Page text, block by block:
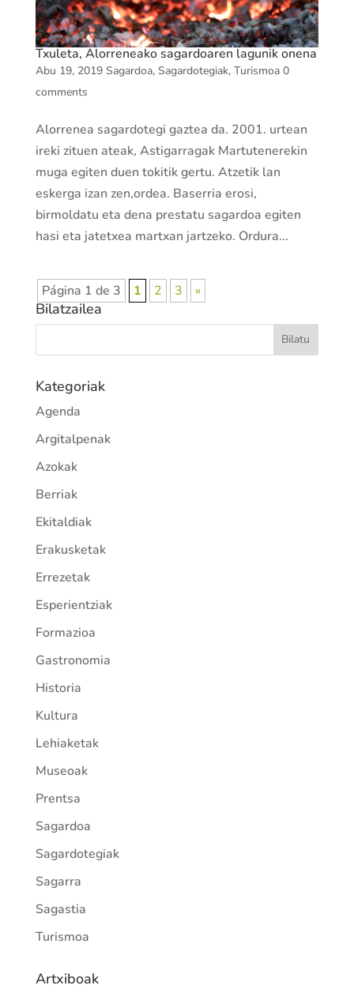
Txuleta, Alorreneako sagardoaren lagunik onena
Abu 19, 2019 Sagardoa, Sagardotegiak, Turismoa 0
comments
Alorrenea sagardotegi gaztea da. 2001. urtean
ireki zituen ateak, Astigarragak Martutenerekin
muga egiten duen tokitik gertu. Atzetik lan
eskerga izan zen,ordea. Baserria erosi,
birmoldatu eta dena prestatu sagardoa egiten
hasi eta jatetxea martxan jartzeko. Ordura...
Página 1 de 3 1 2 3 »
Bilatzailea
Kategoriak
Agenda
Argitalpenak
Azokak
Berriak
Ekitaldiak
Erakusketak
Errezetak
Esperientziak
Formazioa
Gastronomia
Historia
Kultura
Lehiaketak
Museoak
Prentsa
Sagardoa
Sagardotegiak
Sagarra
Sagastia
Turismoa
Artxiboak